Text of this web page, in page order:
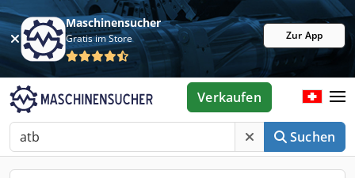
Maschinensucher
Gratis im Store Zur App
Suchen
Verkaufen